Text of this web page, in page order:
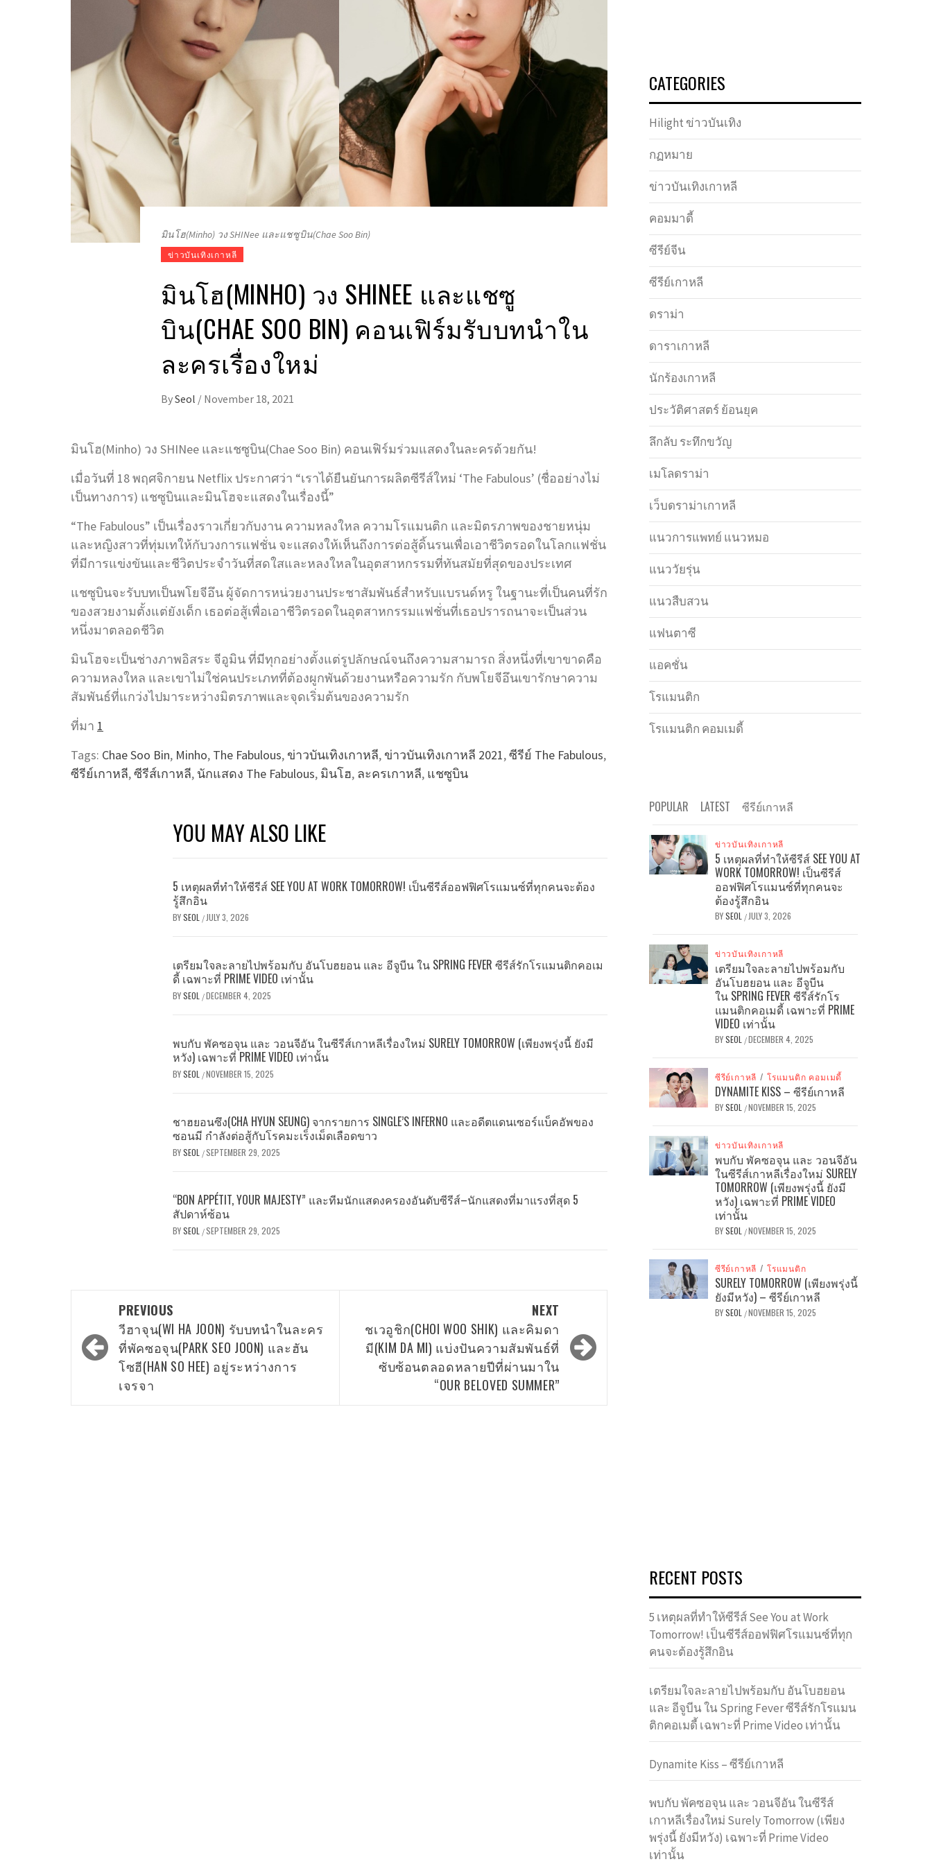
มินโฮ(Minho) วง SHINee และแชซูบิน(Chae Soo Bin)
ข่าวบันเทิงเกาหลี
มินโฮ(MINHO) วง SHINEE และแชซู
บิน(CHAE SOO BIN) คอนเฟิร์มรับบทนำใน
ละครเรื่องใหม่
BySeol / November 18, 2021
มินโฮ(Minho) วง SHINee และแชซูบิน(Chae Soo Bin) คอนเฟิร์มร่วมแสดงในละครด้วยกัน!
เมื่อวันที่ 18 พฤศจิกายน Netflix ประกาศว่า “เราได้ยืนยันการผลิตซีรีส์ใหม่ ‘The Fabulous’ (ชื่ออย่างไม่
เป็นทางการ) แชซูบินและมินโฮจะแสดงในเรื่องนี้”
“The Fabulous” เป็นเรื่องราวเกี่ยวกับงาน ความหลงใหล ความโรแมนติก และมิตรภาพของชายหนุ่ม
และหญิงสาวที่ทุ่มเทให้กับวงการแฟชั่น จะแสดงให้เห็นถึงการต่อสู้ดิ้นรนเพื่อเอาชีวิตรอดในโลกแฟชั่น
ที่มีการแข่งขันและชีวิตประจำวันที่สดใสและหลงใหลในอุตสาหกรรมที่ทันสมัยที่สุดของประเทศ
แชซูบินจะรับบทเป็นพโยจีอึน ผู้จัดการหน่วยงานประชาสัมพันธ์สำหรับแบรนด์หรู ในฐานะที่เป็นคนที่รัก
ของสวยงามตั้งแต่ยังเด็ก เธอต่อสู้เพื่อเอาชีวิตรอดในอุตสาหกรรมแฟชั่นที่เธอปรารถนาจะเป็นส่วน
หนึ่งมาตลอดชีวิต
มินโฮจะเป็นช่างภาพอิสระ จีอูมิน ที่มีทุกอย่างตั้งแต่รูปลักษณ์จนถึงความสามารถ สิ่งหนึ่งที่เขาขาดคือ
ความหลงใหล และเขาไม่ใช่คนประเภทที่ต้องผูกพันด้วยงานหรือความรัก กับพโยจีอึนเขารักษาความ
สัมพันธ์ที่แกว่งไปมาระหว่างมิตรภาพและจุดเริ่มต้นของความรัก
ที่มา 1
Tags: Chae Soo Bin, Minho, The Fabulous, ข่าวบันเทิงเกาหลี, ข่าวบันเทิงเกาหลี 2021,ซีรีย์ The Fabulous,
ซีรีย์เกาหลี,ซีรีส์เกาหลี, นักแสดง The Fabulous, มินโฮ, ละครเกาหลี, แชซูบิน
YOU MAY ALSO LIKE
5 เหตุผลที่ทำให้ซีรีส์ SEE YOU AT WORK TOMORROW! เป็นซีรีส์ออฟฟิศโรแมนซ์ที่ทุกคนจะต้อง
รู้สึกอิน
BYSEOL / JULY 3, 2026
เตรียมใจละลายไปพร้อมกับ อันโบฮยอน และ อีจูบีน ใน SPRING FEVER ซีรีส์รักโรแมนติกคอเม
ดี้ เฉพาะที่ PRIME VIDEO เท่านั้น
BYSEOL /DECEMBER 4, 2025
พบกับ พัคซอจุน และ วอนจีอัน ในซีรีส์เกาหลีเรื่องใหม่ SURELY TOMORROW (เพียงพรุ่งนี้ ยังมี
หวัง) เฉพาะที่ PRIME VIDEO เท่านั้น
BYSEOL /NOVEMBER 15, 2025
ชาฮยอนซึง(CHA HYUN SEUNG) จากรายการ SINGLE’S INFERNO และอดีตแดนเซอร์แบ็คอัพของ
ซอนมี กำลังต่อสู้กับโรคมะเร็งเม็ดเลือดขาว
BYSEOL /SEPTEMBER 29, 2025
“BON APPÉTIT, YOUR MAJESTY” และทีมนักแสดงครองอันดับซีรีส์–นักแสดงที่มาแรงที่สุด 5
สัปดาห์ซ้อน
BYSEOL /SEPTEMBER 29, 2025
navigation
PREVIOUS
วีฮาจุน(WI HA JOON) รับบทนำในละคร
ที่พัคซอจุน(PARK SEO JOON) และฮัน
โซฮี(HAN SO HEE) อยู่ระหว่างการ
เจรจา
NEXT
ชเวอูชิก(CHOI WOO SHIK) และคิมดา
มี(KIM DA MI) แบ่งปันความสัมพันธ์ที่
ซับซ้อนตลอดหลายปีที่ผ่านมาใน
“OUR BELOVED SUMMER”
CATEGORIES
Hilight ข่าวบันเทิง
กฏหมาย
ข่าวบันเทิงเกาหลี
คอมมาดี้
ซีรีย์จีน
ซีรีย์เกาหลี
ดราม่า
ดาราเกาหลี
นักร้องเกาหลี
ประวัติศาสตร์ ย้อนยุค
ลึกลับ ระทึกขวัญ
เมโลดราม่า
เว็บดราม่าเกาหลี
แนวการแพทย์ แนวหมอ
แนววัยรุ่น
แนวสืบสวน
แฟนตาซี
แอคชั่น
โรแมนติก
โรแมนติก คอมเมดี้
POPULAR LATEST ซีรีย์เกาหลี
ข่าวบันเทิงเกาหลี
5 เหตุผลที่ทำให้ซีรีส์ SEE YOU AT
WORK TOMORROW! เป็นซีรีส์
ออฟฟิศโรแมนซ์ที่ทุกคนจะ
ต้องรู้สึกอิน
BYSEOL / JULY 3, 2026
ข่าวบันเทิงเกาหลี
เตรียมใจละลายไปพร้อมกับ
อันโบฮยอน และ อีจูบีน
ใน SPRING FEVER ซีรีส์รักโร
แมนติกคอเมดี้ เฉพาะที่ PRIME
VIDEO เท่านั้น
BYSEOL /DECEMBER 4, 2025
ซีรีย์เกาหลี / โรแมนติก คอมเมดี้
DYNAMITE KISS – ซีรีย์เกาหลี
BYSEOL /NOVEMBER 15, 2025
ข่าวบันเทิงเกาหลี
พบกับ พัคซอจุน และ วอนจีอัน
ในซีรีส์เกาหลีเรื่องใหม่ SURELY
TOMORROW (เพียงพรุ่งนี้ ยังมี
หวัง) เฉพาะที่ PRIME VIDEO
เท่านั้น
BYSEOL /NOVEMBER 15, 2025
ซีรีย์เกาหลี / โรแมนติก
SURELY TOMORROW (เพียงพรุ่งนี้
ยังมีหวัง) – ซีรีย์เกาหลี
BYSEOL /NOVEMBER 15, 2025
RECENT POSTS
5 เหตุผลที่ทำให้ซีรีส์ See You at Work
Tomorrow! เป็นซีรีส์ออฟฟิศโรแมนซ์ที่ทุก
คนจะต้องรู้สึกอิน
เตรียมใจละลายไปพร้อมกับ อันโบฮยอน
และ อีจูบีน ใน Spring Fever ซีรีส์รักโรแมน
ติกคอเมดี้ เฉพาะที่ Prime Video เท่านั้น
Dynamite Kiss – ซีรีย์เกาหลี
พบกับ พัคซอจุน และ วอนจีอัน ในซีรีส์
เกาหลีเรื่องใหม่ Surely Tomorrow (เพียง
พรุ่งนี้ ยังมีหวัง) เฉพาะที่ Prime Video
เท่านั้น